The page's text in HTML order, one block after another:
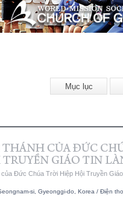
Mục lục
Đức Chúa Trời Hiệp Hội Truyền
si, Gyeonggi-do, Korea / Điện